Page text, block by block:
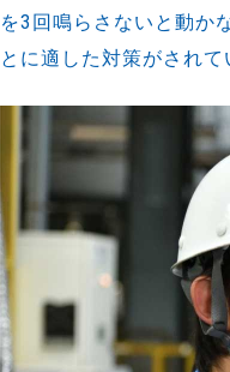
を3回鳴らさないと動か
とに適した対策がされ